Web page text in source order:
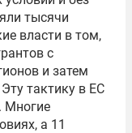
тысячи
власти в том,
с
и затем
тактику в ЕС
Многие
а 11